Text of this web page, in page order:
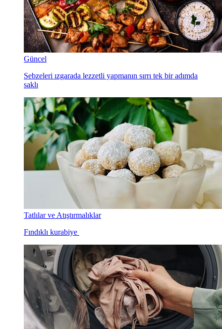
Güncel
Sebzeleri ızgarada lezzetli yapmanın sırrı tek bir adımda
saklı
Tatlılar ve Atıştırmalıklar
Fındıklı kurabiye